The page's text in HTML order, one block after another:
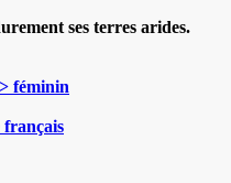
ses terres arides.
féminin
français